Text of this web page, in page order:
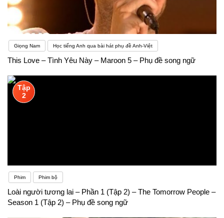
Giọng Nam Học tiếng Anh qua bài hát phụ đề Anh-Việt
This Love – Tình Yêu Này – Maroon 5 – Phụ đề song ngữ
Tập
2
Phim Phim bộ
Loài người tương lai – Phần 1 (Tập 2) – The Tomorrow People –
Season 1 (Tập 2) – Phụ đề song ngữ